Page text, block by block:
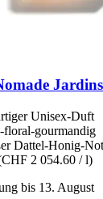
Unisex-Duft
floral-gourmandig
Dattel-Honig-
2 054.60 / l)
bis 13. August